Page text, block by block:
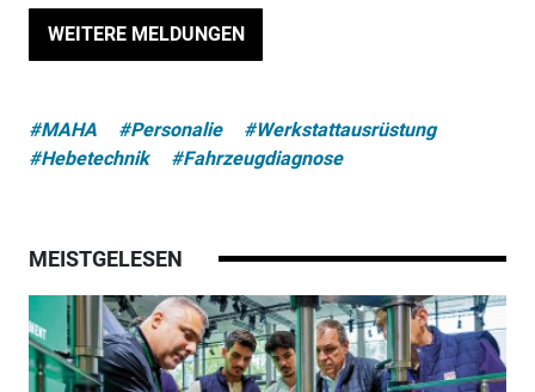
WEITERE MELDUNGEN
#MAHA #Personalie
#Werkstattausrüstung
#Hebetechnik
#Fahrzeugdiagnose
MEISTGELESEN